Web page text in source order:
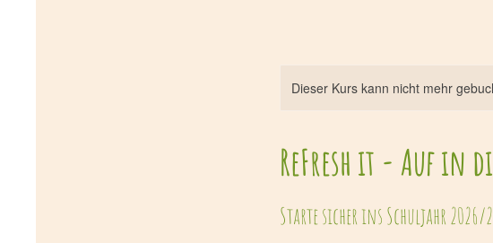
Dieser Kurs kann nicht mehr
ReFresh it - Auf in
Starte sicher ins Schuljahr 2026/